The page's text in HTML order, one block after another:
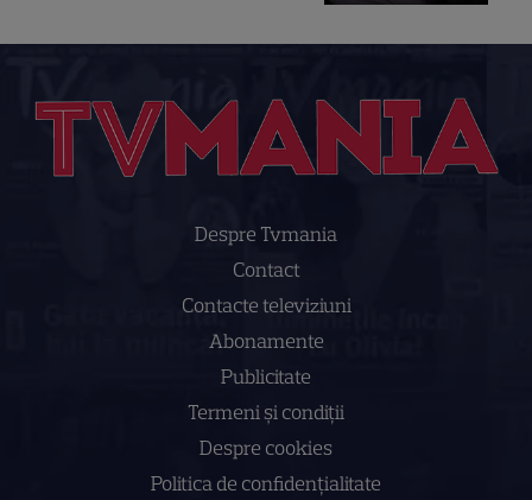
Despre Tvmania
Contact
Contacte televiziuni
Abonamente
Publicitate
Termeni și condiții
Despre cookies
Politica de confidenţialitate